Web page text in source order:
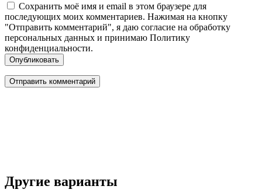
Сохранить моё имя и email в этом браузере для
последующих моих комментариев. Нажимая на кнопку
"Отправить комментарий", я даю согласие на обработку
персональных данных и принимаю Политику
конфиденциальности.
Опубликовать
Другие варианты